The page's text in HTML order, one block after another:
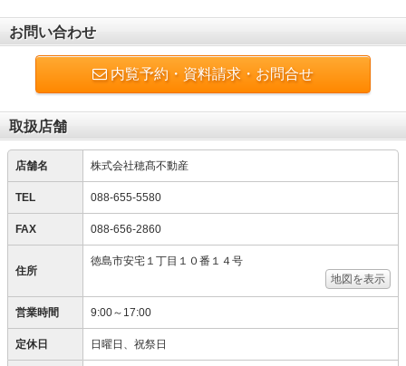
お問い合わせ
内覧予約・資料請求・お問合せ
取扱店舗
店舗名 株式会社穂髙不動産
TEL 088-655-5580
FAX 088-656-2860
住所
徳島市安宅１丁目１０番１４号
地図を表示
営業時間 9:00～17:00
定休日 日曜日、祝祭日